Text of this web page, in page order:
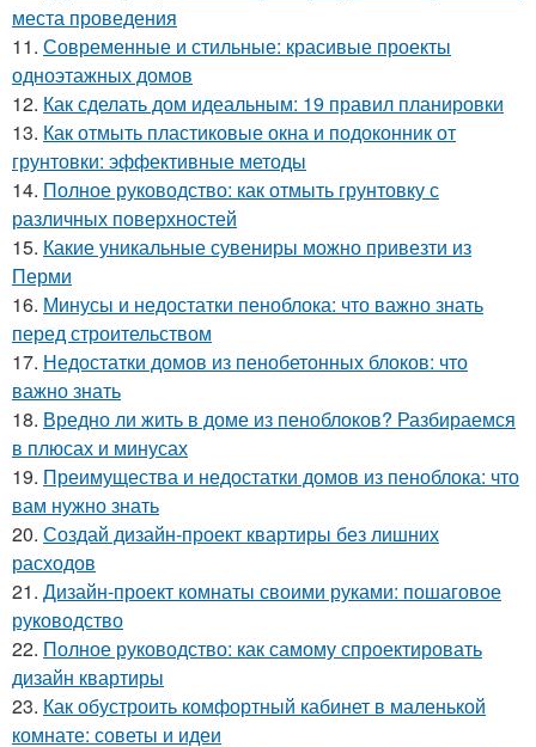
места проведения
11. Современные и стильные: красивые проекты
одноэтажных домов
12. Как сделать дом идеальным: 19 правил планировки
13. Как отмыть пластиковые окна и подоконник от
грунтовки: эффективные методы
14. Полное руководство: как отмыть грунтовку с
различных поверхностей
15. Какие уникальные сувениры можно привезти из
Перми
16. Минусы и недостатки пеноблока: что важно знать
перед строительством
17. Недостатки домов из пенобетонных блоков: что
важно знать
18. Вредно ли жить в доме из пеноблоков? Разбираемся
в плюсах и минусах
19. Преимущества и недостатки домов из пеноблока: что
вам нужно знать
20. Создай дизайн-проект квартиры без лишних
расходов
21. Дизайн-проект комнаты своими руками: пошаговое
руководство
22. Полное руководство: как самому спроектировать
дизайн квартиры
23. Как обустроить комфортный кабинет в маленькой
комнате: советы и идеи